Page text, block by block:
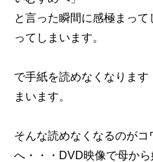
と言った瞬間に感極まっ
ってしまいます。
で手紙を読めなくなりま
まいます。
そんな読めなくなるのが
へ・・・DVD映像で母か